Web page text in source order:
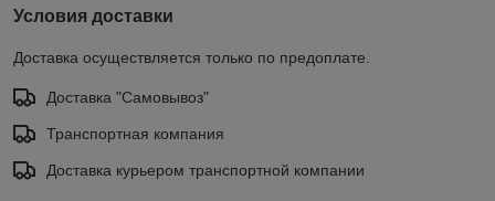
Условия доставки
Доставка осуществляется только по предоплате.
Доставка "Самовывоз"
Транспортная компания
Доставка курьером транспортной компании